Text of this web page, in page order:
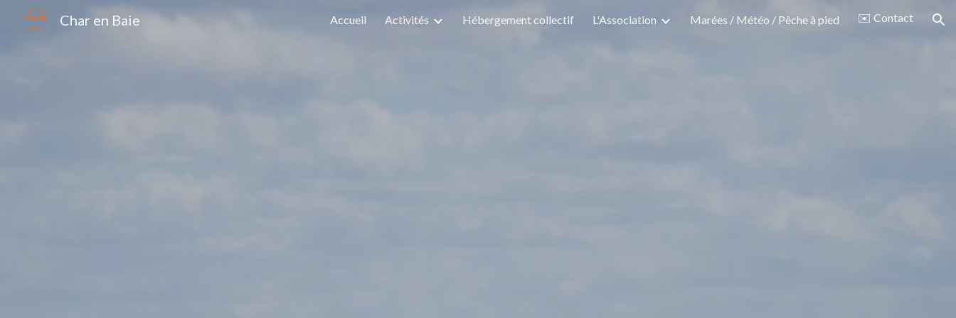
Skip to main content Skip to navigation
Char en Baie Accueil Activités Hébergement collectif L'Association Marées / Météo / Pêche à pied ✉️ Contact